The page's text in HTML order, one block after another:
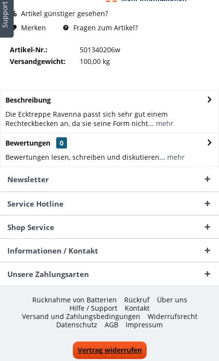
Support
Artikel günstiger gesehen?
Merken
Fragen zum Artikel?
Artikel-Nr.:
501340206w
Versandgewicht:
100,00 kg
Beschreibung
Die Ecktreppe Ravenna passt sich sehr gut einem
Rechteckbecken an, da sie seine Form nicht... mehr
Bewertungen
0
Bewertungen lesen, schreiben und diskutieren... mehr
Newsletter
Service Hotline
Shop Service
Informationen / Kontakt
Unsere Zahlungsarten
Rücknahme von Batterien Rückruf
Über uns
Hilfe / Support
Kontakt
Versand und Zahlungsbedingungen
Widerrufsrecht
Datenschutz
AGB Impressum
Vertrag widerrufen